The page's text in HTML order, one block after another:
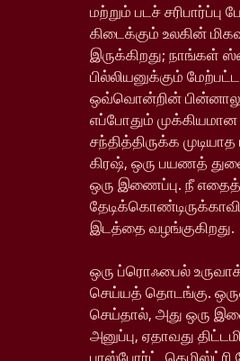
மற்றும் படச்
கிடைக்கும் உலகின்
இருக்கிறது; நாங்கள்
பில்லியனுக்கும்
ஒவ்வொன்றின்
எப்போதும்
சந்தித்திருக்க
கிரஷ், ஒரு பயணத்
ஒரு இணைப்பு. நீ
இடத்தை வழங்குகிறது.
ஒரு ப்ரொஃபைல்
செய்யத் தொடங்கு.
செய்தால், அது ஒரு
அனுப்பு, ஏதாவது
பாஸ்போர்ட்,